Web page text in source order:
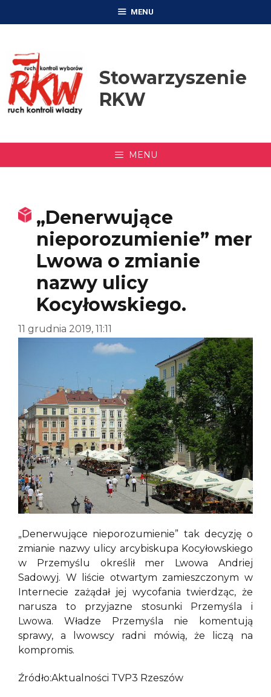
MENU
Stowarzyszenie
RKW
MENU
„Denerwujące
nieporozumienie” mer
Lwowa o zmianie
nazwy ulicy
Kocyłowskiego.
11 grudnia 2019, 11:11
„Denerwujące nieporozumienie” tak decyzję o
zmianie nazwy ulicy arcybiskupa Kocyłowskiego
w Przemyślu określił mer Lwowa Andriej
Sadowyj. W liście otwartym zamieszczonym w
Internecie zażądał jej wycofania twierdząc, że
narusza to przyjazne stosunki Przemyśla i
Lwowa. Władze Przemyśla nie komentują
sprawy, a lwowscy radni mówią, że liczą na
kompromis.
Źródło:Aktualności TVP3 Rzeszów